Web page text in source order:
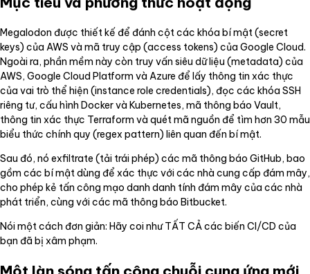
Megalodon được thiết kế để đánh cột các khóa bí mật (secret
keys) của AWS và mã truy cập (access tokens) của Google Cloud.
Ngoài ra, phần mềm này còn truy vấn siêu dữ liệu (metadata) của
AWS, Google Cloud Platform và Azure để lấy thông tin xác thực
của vai trò thể hiện (instance role credentials), đọc các khóa SSH
riêng tư, cấu hình Docker và Kubernetes, mã thông báo Vault,
thông tin xác thực Terraform và quét mã nguồn để tìm hơn 30 mẫu
biểu thức chính quy (regex pattern) liên quan đến bí mật.
Sau đó, nó exfiltrate (tải trái phép) các mã thông báo GitHub, bao
gồm các bí mật dùng để xác thực với các nhà cung cấp đám mây,
cho phép kẻ tấn công mạo danh danh tính đám mây của các nhà
phát triển, cùng với các mã thông báo Bitbucket.
Nói một cách đơn giản: Hãy coi như TẤT CẢ các biến CI/CD của
bạn đã bị xâm phạm.